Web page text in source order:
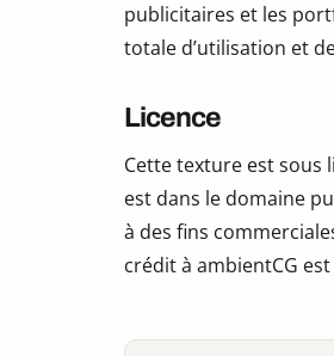
publicitaires et les
totale d’utilisation et
Licence
Cette texture est sous
est dans le domaine
à des fins
crédit à ambientCG